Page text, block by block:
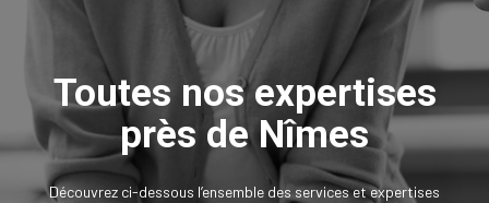
Toutes nos expertises
près de Nîmes
Découvrez ci-dessous l’ensemble des services et expertises